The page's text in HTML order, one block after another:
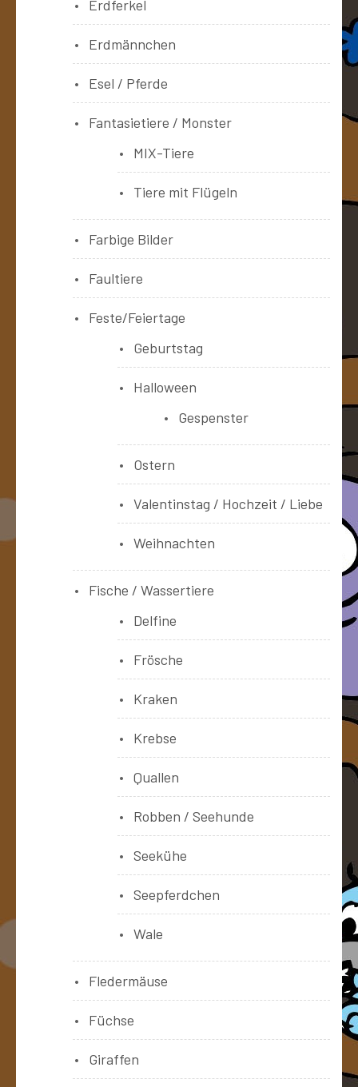
Erdferkel
Erdmännchen
Esel / Pferde
Fantasietiere / Monster
MIX-Tiere
Tiere mit Flügeln
Farbige Bilder
Faultiere
Feste/Feiertage
Geburtstag
Halloween
Gespenster
Ostern
Valentinstag / Hochzeit / Liebe
Weihnachten
Fische / Wassertiere
Delfine
Frösche
Kraken
Krebse
Quallen
Robben / Seehunde
Seekühe
Seepferdchen
Wale
Fledermäuse
Füchse
Giraffen